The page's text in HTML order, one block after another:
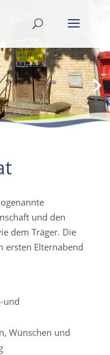
und den
dem Träger. Die
ersten Elternabend
und
Wünschen und